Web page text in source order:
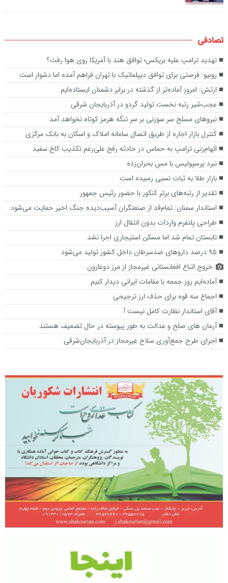
تصادفی
تهدید ترامپ علیه بریکس؛ توافق هند با آمریکا روی هوا رفت؟
روبیو: فرصتی برای توافق دیپلماتیک با تهران فراهم آمده اما دشوار است
ارتش: امروز آماده‌تر از گذشته در برابر دشمنان ایستاده‌ایم
عجب‌شیر رتبه نخست تولید گردو در آذربایجان شرقی
نیروهای مسلح سر سوزنی بر سر تنگه هرمز کوتاه نخواهد آمد
کنترل بازار اجاره از طریق اتصال سامانه املاک و اسکان به بانک مرکزی
اتهام‌زنی ترامپ به حماس در حادثه رفح علی‌رغم تکذیب کاخ سفید
نبرد پرسپولیس با مسِ بحران‌زده
بازار طلا به ثبات نسبی رسیده است
تقدیر از رتبه‌های برتر کنکور با حضور رئیس جمهور
استاندار سمنان:‌ تمام‌قد از صنعتگران آسیب‌دیده جنگ اخیر حمایت می‌شود
طراحی پلتفرم واردات بدون انتقال ارز
تابستان تمام شد اما مسکن استیجاری اجرا نشد
۹۵ درصد دارو‌های ضدسرطان داخل کشور تولید می‌شود
خروج اتباع افغانستانی غیرمجاز از مرز دوغارون
آماده‌ایم روز جمعه با مقامات ایرانی دیدار کنیم
اجماع سه قوه برای حذف ارز ترجیحی
آقای استاندار نظارت کامل نیست !
آرمان های صلح و عدالت به طور پیوسته در حال تضعیف هستند
اجرای طرح جمع‌آوری سلاح غیرمجاز در آذربایجان‌شرقی